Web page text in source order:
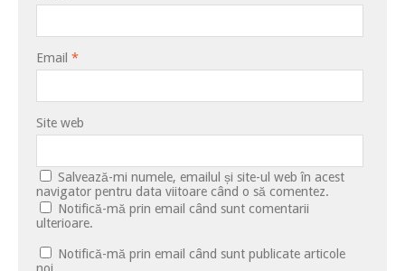
Email *
Site web
Salvează-mi numele, emailul și site-ul web în acest
navigator pentru data viitoare când o să comentez.
Notifică-mă prin email când sunt comentarii
ulterioare.
Notifică-mă prin email când sunt publicate articole